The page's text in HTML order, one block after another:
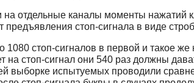
отдельные каналы моменты нажатий
стоп-сигнала в виде
стоп-сигналов в первой и такое же
на стоп-сигнал они 540 раз должны
выборке испытуемых проводили